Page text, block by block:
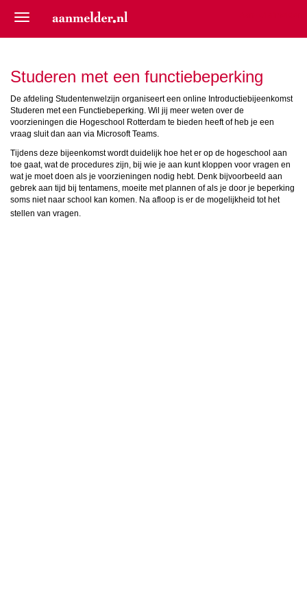
Studeren met een functiebeperking
De afdeling Studentenwelzijn organiseert een online Introductiebijeenkomst
Studeren met een Functiebeperking. Wil jij meer weten over de
voorzieningen die Hogeschool Rotterdam te bieden heeft of heb je een
vraag sluit dan aan via Microsoft Teams.
Tijdens deze bijeenkomst wordt duidelijk hoe het er op de hogeschool aan
toe gaat, wat de procedures zijn, bij wie je aan kunt kloppen voor vragen en
wat je moet doen als je voorzieningen nodig hebt. Denk bijvoorbeeld aan
gebrek aan tijd bij tentamens, moeite met plannen of als je door je beperking
soms niet naar school kan komen. Na afloop is er de mogelijkheid tot het
stellen van vragen.